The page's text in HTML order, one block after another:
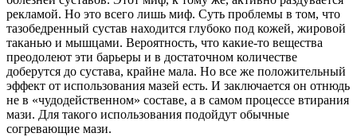
рекламой. Но это всего лишь миф. Суть проблемы в том, что
тазобедренный сустав находится глубоко под кожей, жировой
таканью и мышцами. Вероятность, что какие-то вещества
преодолеют эти барьеры и в достаточном количестве
доберутся до сустава, крайне мала. Но все же положительный
эффект от использования мазей есть. И заключается он отнюдь
не в «чудодейственном» составе, а в самом процессе втирания
мази. Для такого использования подойдут обычные
согревающие мази.